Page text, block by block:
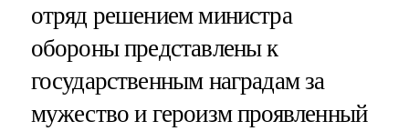
отряд решением министра
обороны представлены к
государственным наградам за
мужество и героизм проявленный